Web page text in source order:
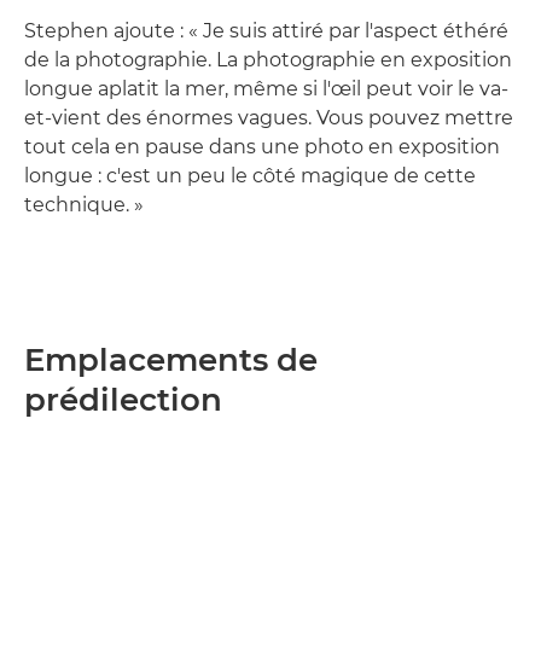
Stephen ajoute : « Je suis attiré par l'aspect éthéré
de la photographie. La photographie en exposition
longue aplatit la mer, même si l'œil peut voir le va-
et-vient des énormes vagues. Vous pouvez mettre
tout cela en pause dans une photo en exposition
longue : c'est un peu le côté magique de cette
technique. »
Emplacements de
prédilection